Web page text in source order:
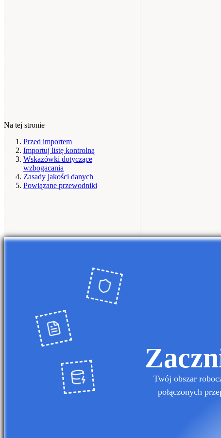
Na tej stronie
Przed importem
Importuj listę kontrolną
Wskazówki dotyczące
wzbogacania
Zasady jakości danych
Powiązane przewodniki
Twój obszar
połączonych